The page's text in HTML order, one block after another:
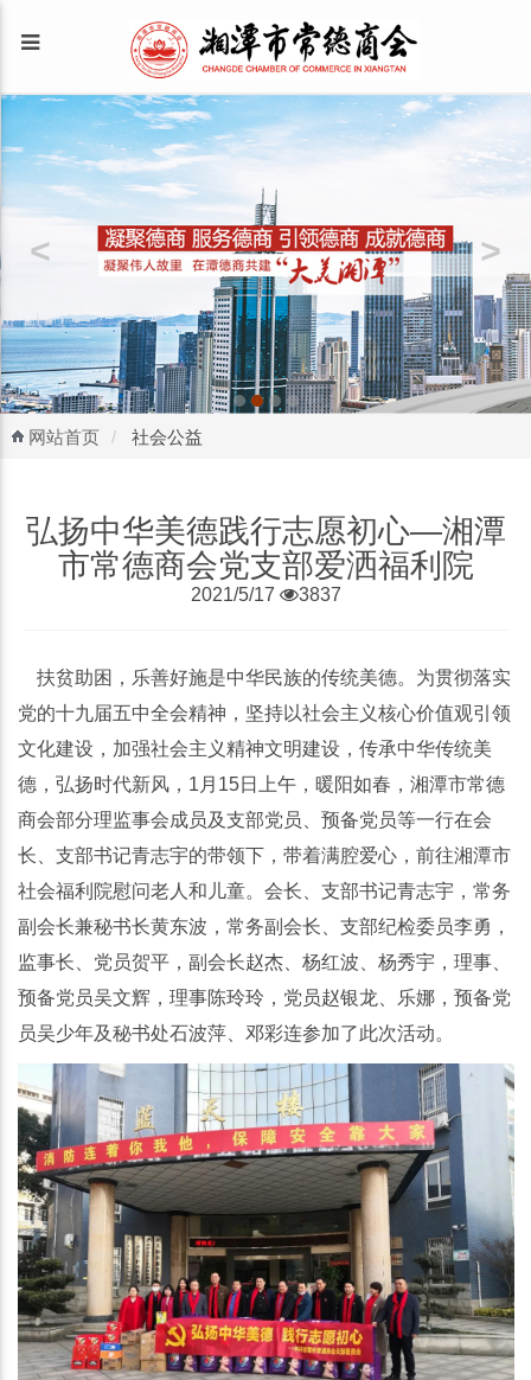
网站首页 社会公益
弘扬中华美德践行志愿初心—湘潭
市常德商会党支部爱洒福利院
2021/5/17 3837
扶贫助困，乐善好施是中华民族的传统美德。为贯彻落实
党的十九届五中全会精神，坚持以社会主义核心价值观引领
文化建设，加强社会主义精神文明建设，传承中华传统美
德，弘扬时代新风，1月15日上午，暖阳如春，湘潭市常德
商会部分理监事会成员及支部党员、预备党员等一行在会
长、支部书记青志宇的带领下，带着满腔爱心，前往湘潭市
社会福利院慰问老人和儿童。会长、支部书记青志宇，常务
副会长兼秘书长黄东波，常务副会长、支部纪检委员李勇，
监事长、党员贺平，副会长赵杰、杨红波、杨秀宇，理事、
预备党员吴文辉，理事陈玲玲，党员赵银龙、乐娜，预备党
员吴少年及秘书处石波萍、邓彩连参加了此次活动。